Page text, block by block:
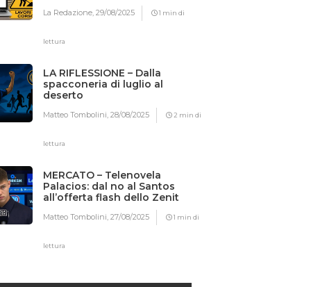
La Redazione,29/08/2025 1 min di
lettura
LA RIFLESSIONE – Dalla
spacconeria di luglio al
deserto
Matteo Tombolini,28/08/2025 2 min di
lettura
MERCATO – Telenovela
Palacios: dal no al Santos
all’offerta flash dello Zenit
Matteo Tombolini,27/08/2025 1 min di
lettura